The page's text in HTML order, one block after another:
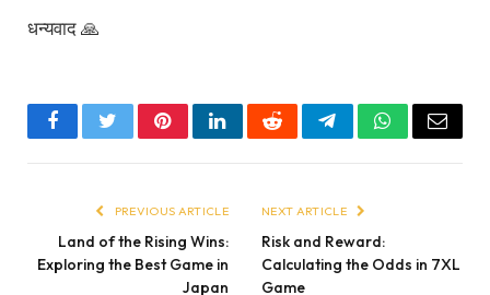
धन्यवाद 🙏
FacebookTwitterPinterestLinkedInRedditTelegramWhatsApp
Email
PREVIOUS ARTICLE
Land of the Rising Wins:
Exploring the Best Game in
Japan
NEXT ARTICLE
Risk and Reward:
Calculating the Odds in 7XL
Game